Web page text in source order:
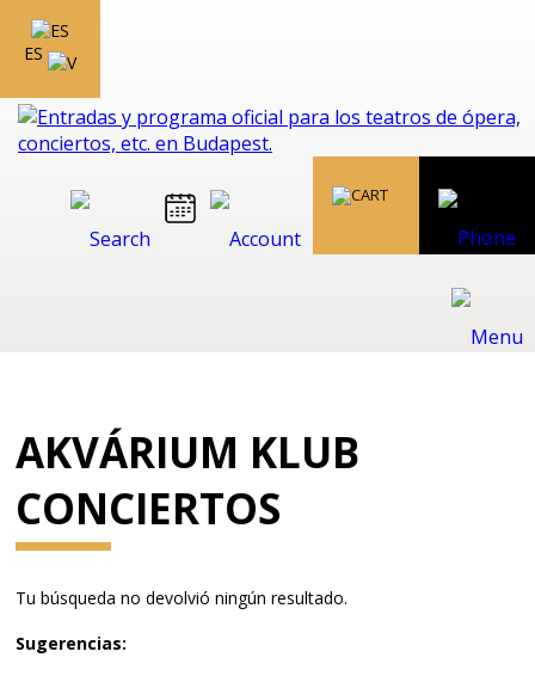
ES
AKVÁRIUM KLUB
CONCIERTOS
Tu búsqueda no devolvió ningún resultado.
Sugerencias: